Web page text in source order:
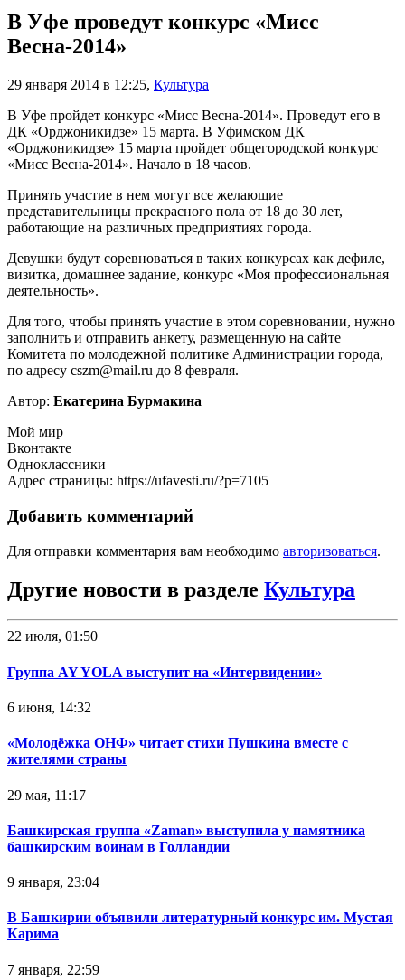
В Уфе проведут конкурс «Мисс
Весна-2014»
29 января 2014 в 12:25, Культура
В Уфе пройдет конкурс «Мисс Весна-2014». Проведут его в
ДК «Орджоникидзе» 15 марта. В Уфимском ДК
«Орджоникидзе» 15 марта пройдет общегородской конкурс
«Мисс Весна-2014». Начало в 18 часов.
Принять участие в нем могут все желающие
представительницы прекрасного пола от 18 до 30 лет,
работающие на различных предприятиях города.
Девушки будут соревноваться в таких конкурсах как дефиле,
визитка, домашнее задание, конкурс «Моя профессиональная
деятельность».
Для того, чтобы принять участие в этом соревновании, нужно
заполнить и отправить анкету, размещенную на сайте
Комитета по молодежной политике Администрации города,
по адресу cszm@mail.ru до 8 февраля.
Автор: Екатерина Бурмакина
Мой мир
Вконтакте
Одноклассники
Адрес страницы: https://ufavesti.ru/?p=7105
Добавить комментарий
Для отправки комментария вам необходимо авторизоваться.
Другие новости в разделе Культура
22 июля, 01:50
Группа AY YOLA выступит на «Интервидении»
6 июня, 14:32
«Молодёжка ОНФ» читает стихи Пушкина вместе с
жителями страны
29 мая, 11:17
Башкирская группа «Zaman» выступила у памятника
башкирским воинам в Голландии
9 января, 23:04
В Башкирии объявили литературный конкурс им. Мустая
Карима
7 января, 22:59